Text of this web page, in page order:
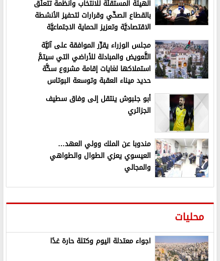
الهيئة المستقلَّة للانتخاب وأنظمة تتعلَّق
بالقطاع الصحِّي وقرارات لتحفيز الأنشطة
الاقتصاديَّة وتعزيز الحماية الاجتماعيَّة
مجلس الوزراء يقرِّر الموافقة على آليَّة
التَّعويض والمبادلة للأراضي التي سيتمَّ
استملاكها لغايات إقامة مشروع سكَّة
حديد ميناء العقبة وتوسعة البوتاس
أبو جلبوش ينتقل إلى وفاق سطيف
الجزائري
مندوبا عن الملك وولي العهد…
العيسوي يعزي الطوال والطواهي
والمجالي
محليات
اجواء معتدلة اليوم وكتلة حارة غدًا